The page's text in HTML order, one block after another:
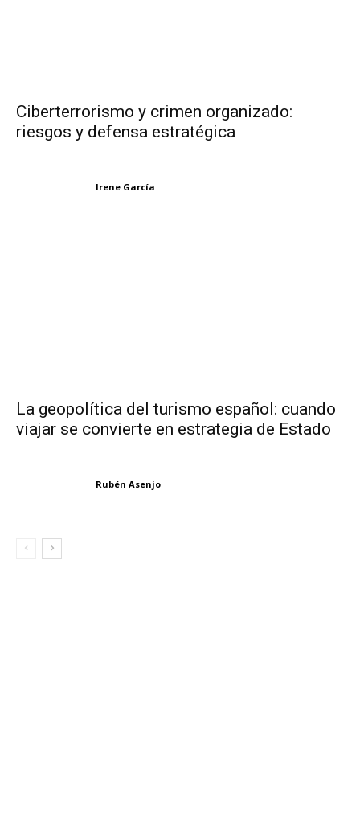
Ciberterrorismo y crimen organizado:
riesgos y defensa estratégica
Irene García
La geopolítica del turismo español: cuando
viajar se convierte en estrategia de Estado
Rubén Asenjo